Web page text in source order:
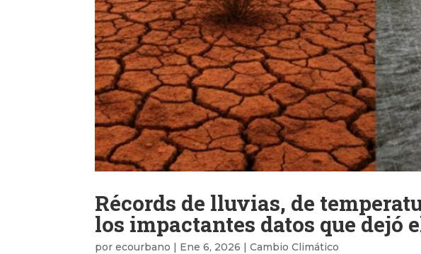
Récords de lluvias, de
los impactantes datos que dejó
porecourbano | Ene 6, 2026 |Cambio Climático